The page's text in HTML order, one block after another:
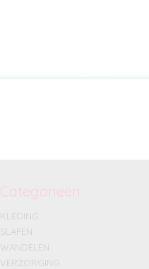
Categorieën
KLEDING
SLAPEN
WANDELEN
VERZORGING